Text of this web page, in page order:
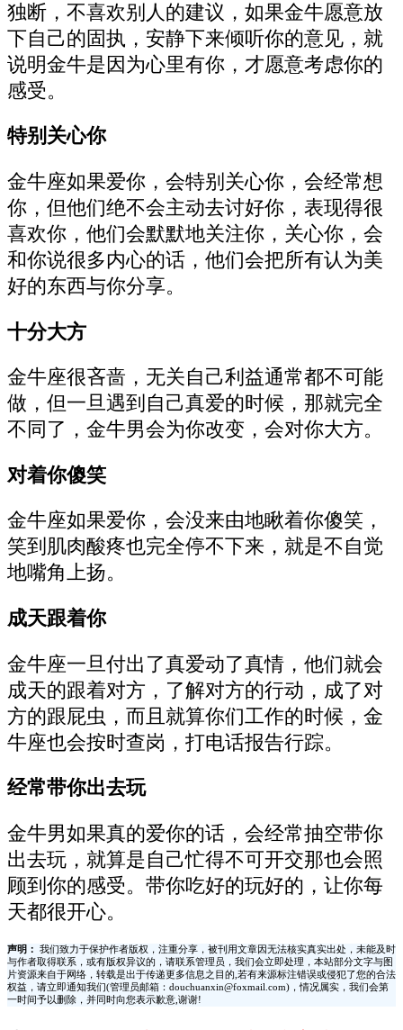
独断，不喜欢别人的建议，如果金牛愿意放
下自己的固执，安静下来倾听你的意见，就
说明金牛是因为心里有你，才愿意考虑你的
感受。
特别关心你
金牛座如果爱你，会特别关心你，会经常想
你，但他们绝不会主动去讨好你，表现得很
喜欢你，他们会默默地关注你，关心你，会
和你说很多内心的话，他们会把所有认为美
好的东西与你分享。
十分大方
金牛座很吝啬，无关自己利益通常都不可能
做，但一旦遇到自己真爱的时候，那就完全
不同了，金牛男会为你改变，会对你大方。
对着你傻笑
金牛座如果爱你，会没来由地瞅着你傻笑，
笑到肌肉酸疼也完全停不下来，就是不自觉
地嘴角上扬。
成天跟着你
金牛座一旦付出了真爱动了真情，他们就会
成天的跟着对方，了解对方的行动，成了对
方的跟屁虫，而且就算你们工作的时候，金
牛座也会按时查岗，打电话报告行踪。
经常带你出去玩
金牛男如果真的爱你的话，会经常抽空带你
出去玩，就算是自己忙得不可开交那也会照
顾到你的感受。带你吃好的玩好的，让你每
天都很开心。
声明：
我们致力于保护作者版权，注重分享，被刊用文章因无法核实真实出处，未能及时
与作者取得联系，或有版权异议的，请联系管理员，我们会立即处理，本站部分文字与图
片资源来自于网络，转载是出于传递更多信息之目的,若有来源标注错误或侵犯了您的合法
权益，请立即通知我们(管理员邮箱：douchuanxin@foxmail.com)，情况属实，我们会第
一时间予以删除，并同时向您表示歉意,谢谢!